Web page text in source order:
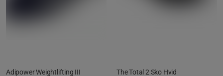
Adipower Weightlifting III
The Total 2 Sko Hvid